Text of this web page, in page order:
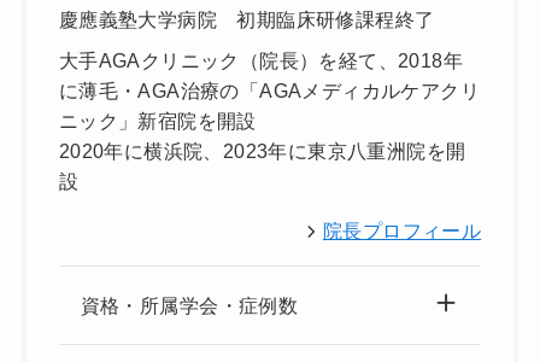
慶應義塾大学病院 初期臨床研修課程終了
大手AGAクリニック（院長）を経て、2018年
に薄毛・AGA治療の「AGAメディカルケアクリ
ニック」新宿院を開設
2020年に横浜院、2023年に東京八重洲院を開
設
院長プロフィール
資格・所属学会・症例数